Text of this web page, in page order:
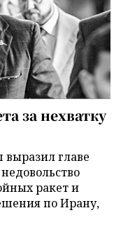
за нехватку
главе
ракет и
по Ирану,